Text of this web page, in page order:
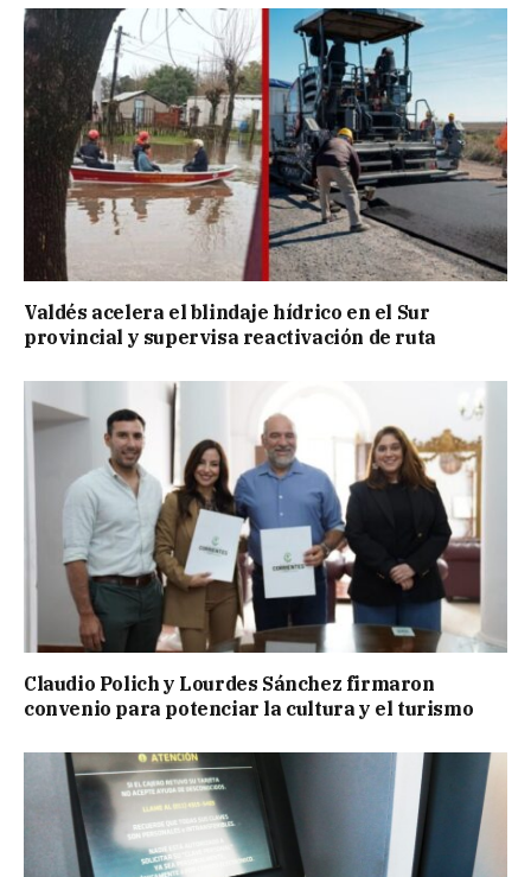
Valdés acelera el blindaje hídrico en el Sur
provincial y supervisa reactivación de ruta
Claudio Polich y Lourdes Sánchez firmaron
convenio para potenciar la cultura y el turismo